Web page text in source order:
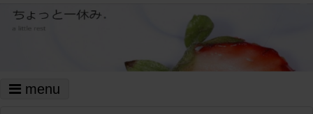
menu